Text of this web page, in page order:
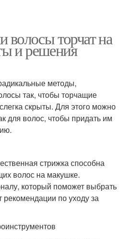
волосы торчат на
и решения
методы,
так, чтобы торчащие
скрыты. Для этого можно
для волос, чтобы придать им
стрижка способна
волос на макушке.
который поможет выбрать
по уходу за